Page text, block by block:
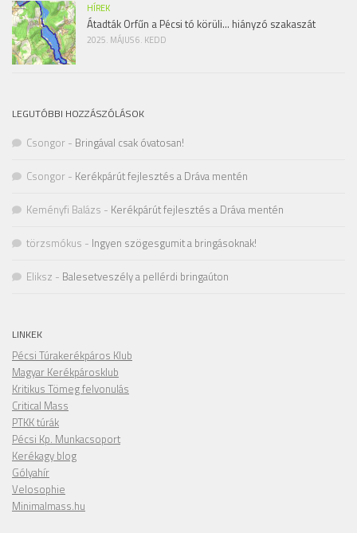
HÍREK
Átadták Orfűn a Pécsi tó körüli… hiányzó szakaszát
2025. MÁJUS 6. KEDD
LEGUTÓBBI HOZZÁSZÓLÁSOK
Csongor - Bringával csak óvatosan!
Csongor - Kerékpárút fejlesztés a Dráva mentén
Keményfi Balázs - Kerékpárút fejlesztés a Dráva mentén
törzsmókus - Ingyen szögesgumit a bringásoknak!
Eliksz - Balesetveszély a pellérdi bringaúton
LINKEK
Pécsi Túrakerékpáros Klub
Magyar Kerékpárosklub
Kritikus Tömeg felvonulás
Critical Mass
PTKK túrák
Pécsi Kp. Munkacsoport
Kerékagy blog
Gólyahír
Velosophie
Minimalmass.hu